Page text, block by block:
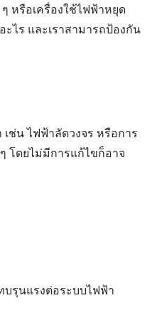
หรือเครื่องใช้ไฟฟ้าหยุด
ไร และเราสามารถป้องกัน
ช่น ไฟฟ้าลัดวงจร หรือการ
โดยไม่มีการแก้ไขก็อาจ
บรุนแรงต่อระบบไฟฟ้า